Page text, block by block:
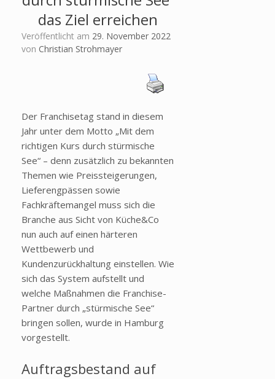
das Ziel erreichen
Veröffentlicht am 29. November 2022
von Christian Strohmayer
Der Franchisetag stand in diesem
Jahr unter dem Motto „Mit dem
richtigen Kurs durch stürmische
See“ – denn zusätzlich zu bekannten
Themen wie Preissteigerungen,
Lieferengpässen sowie
Fachkräftemangel muss sich die
Branche aus Sicht von Küche&Co
nun auch auf einen härteren
Wettbewerb und
Kundenzurückhaltung einstellen. Wie
sich das System aufstellt und
welche Maßnahmen die Franchise-
Partner durch „stürmische See“
bringen sollen, wurde in Hamburg
vorgestellt.
Auftragsbestand auf